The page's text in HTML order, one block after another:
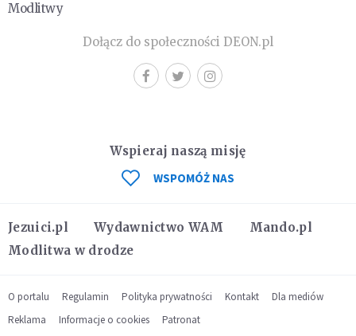
Modlitwy
Dołącz do społeczności DEON.pl
Jezuici.pl Wydawnictwo WAM
Mando.pl
Modlitwa w drodze
Wspieraj naszą misję
WSPOMÓŻ NAS
O portalu Regulamin Polityka prywatności Kontakt
Dla mediów
Reklama
Informacje o cookies Patronat